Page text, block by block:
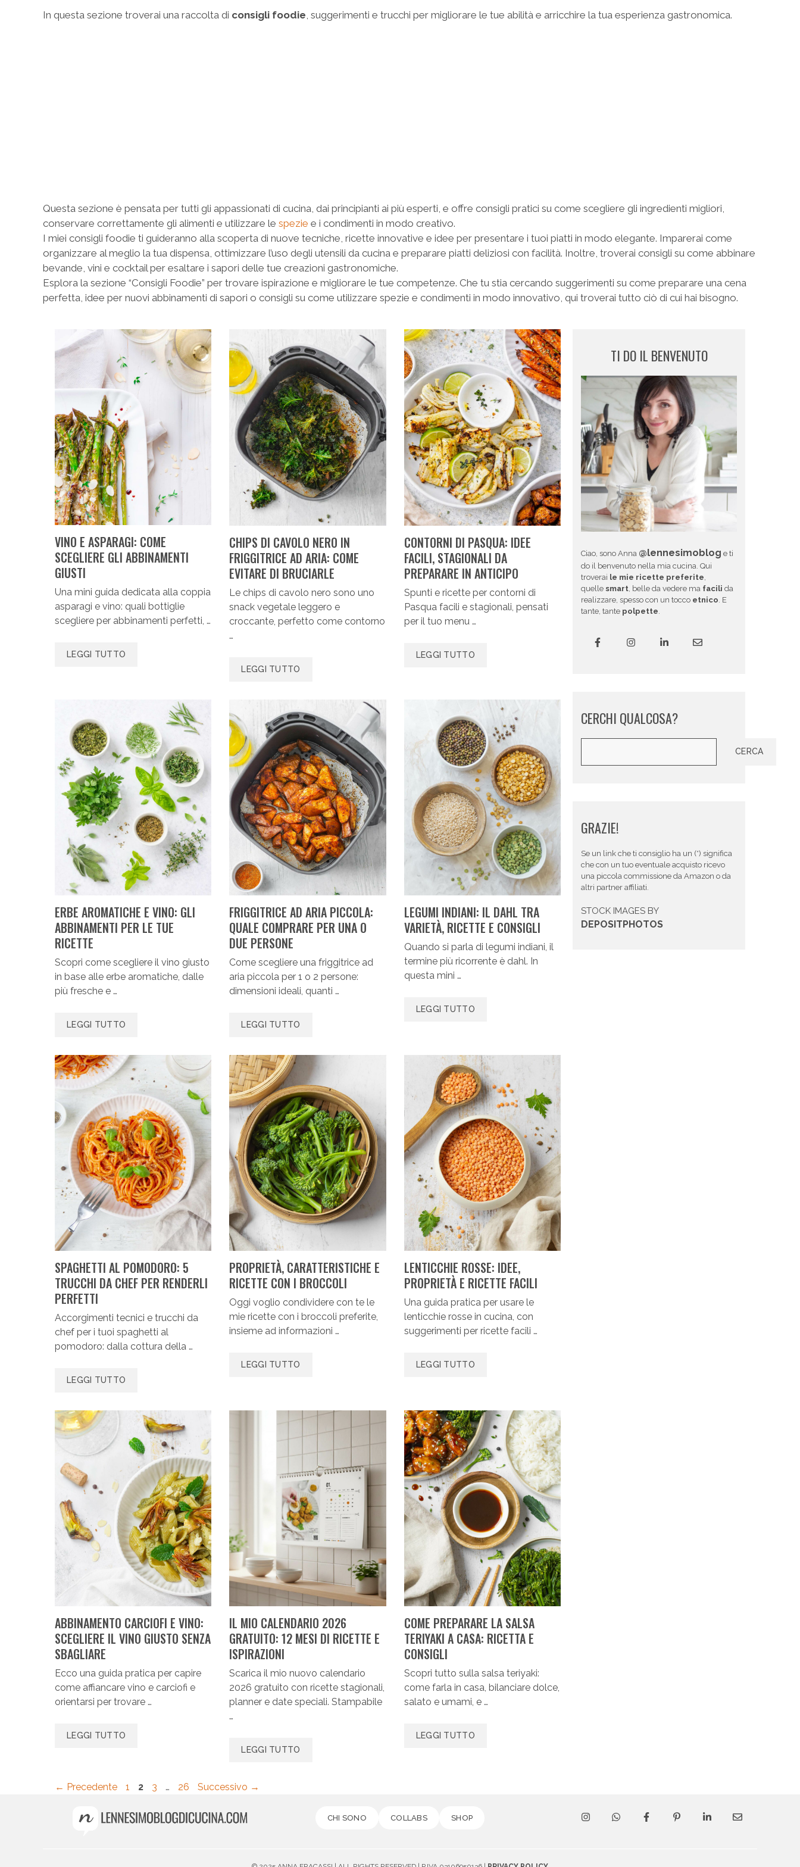
In questa sezione troverai una raccolta di consigli foodie, suggerimenti e trucchi per migliorare le tue abilità e arricchire la tua esperienza gastronomica.
Questa sezione è pensata per tutti gli appassionati di cucina, dai principianti ai più esperti, e offre consigli pratici su come scegliere gli ingredienti migliori,
conservare correttamente gli alimenti e utilizzare le spezie e i condimenti in modo creativo.
I miei consigli foodie ti guideranno alla scoperta di nuove tecniche, ricette innovative e idee per presentare i tuoi piatti in modo elegante. Imparerai come
organizzare al meglio la tua dispensa, ottimizzare l’uso degli utensili da cucina e preparare piatti deliziosi con facilità. Inoltre, troverai consigli su come abbinare
bevande, vini e cocktail per esaltare i sapori delle tue creazioni gastronomiche.
Esplora la sezione “Consigli Foodie” per trovare ispirazione e migliorare le tue competenze. Che tu stia cercando suggerimenti su come preparare una cena
perfetta, idee per nuovi abbinamenti di sapori o consigli su come utilizzare spezie e condimenti in modo innovativo, qui troverai tutto ciò di cui hai bisogno.
VINO E ASPARAGI: COME
SCEGLIERE GLI ABBINAMENTI
GIUSTI
Una mini guida dedicata alla coppia
asparagi e vino: quali bottiglie
scegliere per abbinamenti perfetti, …
LEGGI TUTTO
CHIPS DI CAVOLO NERO IN
FRIGGITRICE AD ARIA: COME
EVITARE DI BRUCIARLE
Le chips di cavolo nero sono uno
snack vegetale leggero e
croccante, perfetto come contorno
…
LEGGI TUTTO
CONTORNI DI PASQUA: IDEE
FACILI, STAGIONALI DA
PREPARARE IN ANTICIPO
Spunti e ricette per contorni di
Pasqua facili e stagionali, pensati
per il tuo menu …
LEGGI TUTTO
ERBE AROMATICHE E VINO: GLI
ABBINAMENTI PER LE TUE
RICETTE
Scopri come scegliere il vino giusto
in base alle erbe aromatiche, dalle
più fresche e …
LEGGI TUTTO
FRIGGITRICE AD ARIA PICCOLA:
QUALE COMPRARE PER UNA O
DUE PERSONE
Come scegliere una friggitrice ad
aria piccola per 1 o 2 persone:
dimensioni ideali, quanti …
LEGGI TUTTO
LEGUMI INDIANI: IL DAHL TRA
VARIETÀ, RICETTE E CONSIGLI
Quando si parla di legumi indiani, il
termine più ricorrente è dahl. In
questa mini …
LEGGI TUTTO
SPAGHETTI AL POMODORO: 5
TRUCCHI DA CHEF PER RENDERLI
PERFETTI
Accorgimenti tecnici e trucchi da
chef per i tuoi spaghetti al
pomodoro: dalla cottura della …
LEGGI TUTTO
PROPRIETÀ, CARATTERISTICHE E
RICETTE CON I BROCCOLI
Oggi voglio condividere con te le
mie ricette con i broccoli preferite,
insieme ad informazioni …
LEGGI TUTTO
LENTICCHIE ROSSE: IDEE,
PROPRIETÀ E RICETTE FACILI
Una guida pratica per usare le
lenticchie rosse in cucina, con
suggerimenti per ricette facili …
LEGGI TUTTO
ABBINAMENTO CARCIOFI E VINO:
SCEGLIERE IL VINO GIUSTO SENZA
SBAGLIARE
Ecco una guida pratica per capire
come affiancare vino e carciofi e
orientarsi per trovare …
LEGGI TUTTO
IL MIO CALENDARIO 2026
GRATUITO: 12 MESI DI RICETTE E
ISPIRAZIONI
Scarica il mio nuovo calendario
2026 gratuito con ricette stagionali,
planner e date speciali. Stampabile
…
LEGGI TUTTO
COME PREPARARE LA SALSA
TERIYAKI A CASA: RICETTA E
CONSIGLI
Scopri tutto sulla salsa teriyaki:
come farla in casa, bilanciare dolce,
salato e umami, e …
LEGGI TUTTO
← Precedente Pagina
1 Pagina
2 Pagina
3 … Pagina
26 Successivo →
TI DO IL BENVENUTO
Ciao, sono Anna @lennesimoblog e ti
do il benvenuto nella mia cucina. Qui
troverai le mie ricette preferite,
quelle smart, belle da vedere ma facili da
realizzare, spesso con un tocco etnico. E
tante, tante polpette.
CERCHI QUALCOSA?
CERCA
GRAZIE!
Se un link che ti consiglio ha un (*) significa
che con un tuo eventuale acquisto ricevo
una piccola commissione da Amazon o da
altri partner affiliati.
STOCK IMAGES BY
DEPOSITPHOTOS
CHI SONO COLLABS SHOP